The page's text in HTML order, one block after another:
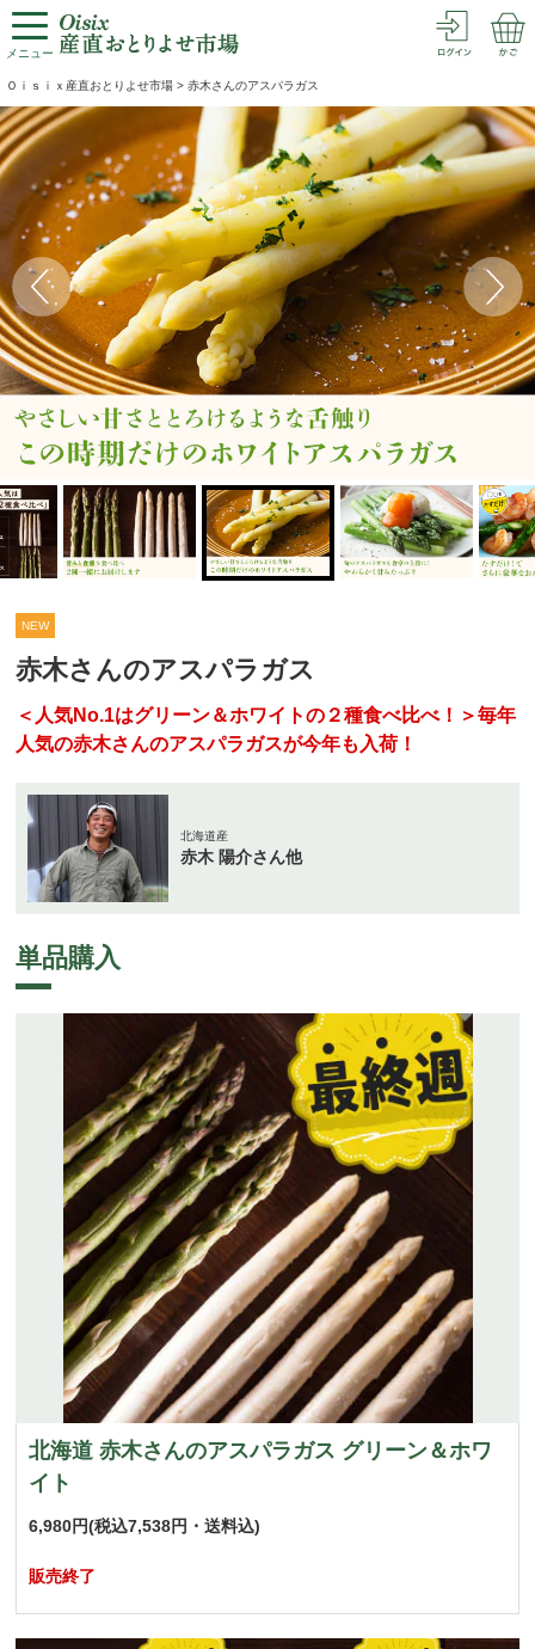
メニュー
Ｏｉｓｉｘ産直おとりよせ市場 > 赤木さんのアスパラガス
NEW
赤木さんのアスパラガス
＜人気No.1はグリーン＆ホワイトの２種食べ比べ！＞毎年
人気の赤木さんのアスパラガスが今年も入荷！
北海道産
赤木 陽介さん他
単品購入
北海道 赤木さんのアスパラガス グリーン＆ホワ
イト
6,980円(税込7,538円・送料込)
販売終了